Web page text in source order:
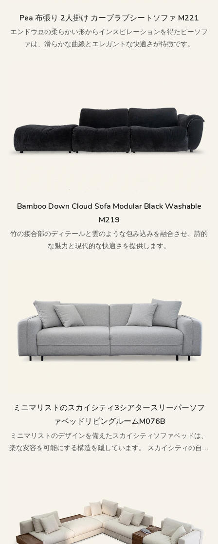
Pea 布張り 2人掛け カーブラブシートソファ M221
エンドウ豆の柔らかい形からインスピレーションを得たピーソフ
ァは、滑らかな曲線とエレガントな快適さが特徴です。
Bamboo Down Cloud Sofa Modular Black Washable
M219
竹の接合部のディテールと雲のような包み込みを融合させ、詩的
な魅力と現代的な快適さを提供します。
ミニマリストのスカイシティ3シアタースリーパーソフ
ァベッドリビングルームM076B
ミニマリストのデザインを備えたスカイシティソファベッドは、
楽な変容を可能にする構造を隠しています。 スカイシティの自由